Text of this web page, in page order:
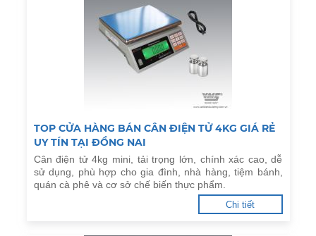
TOP CỬA HÀNG BÁN CÂN ĐIỆN TỬ 4KG GIÁ RẺ
UY TÍN TẠI ĐỒNG NAI
Cân điện tử 4kg mini, tải trọng lớn, chính xác cao, dễ
sử dụng, phù hợp cho gia đình, nhà hàng, tiệm bánh,
quán cà phê và cơ sở chế biến thực phẩm.
Chi tiết